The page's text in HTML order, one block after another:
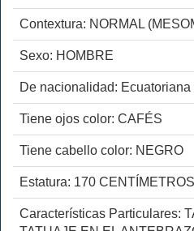
Contextura: NORMAL
Sexo: HOMBRE
De nacionalidad: Ecuatoriana
Tiene ojos color: CAFÉS
Tiene cabello color: NEGRO
Estatura: 170 CENTÍMETROS
Características Particulares: